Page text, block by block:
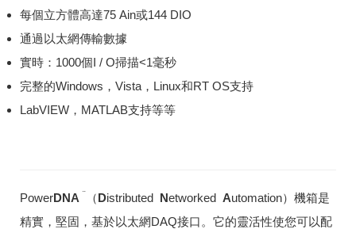
每個立方體高達75 Ain或144 DIO
通過以太網傳輸數據
實時：1000個I / O掃描<1毫秒
完整的Windows，Vista，Linux和RT OS支持
LabVIEW，MATLAB支持等等
PowerDNA ¨ （Distributed Networked Automation）機箱是
精實，堅固，基於以太網DAQ接口。 它的靈活性使您可以配